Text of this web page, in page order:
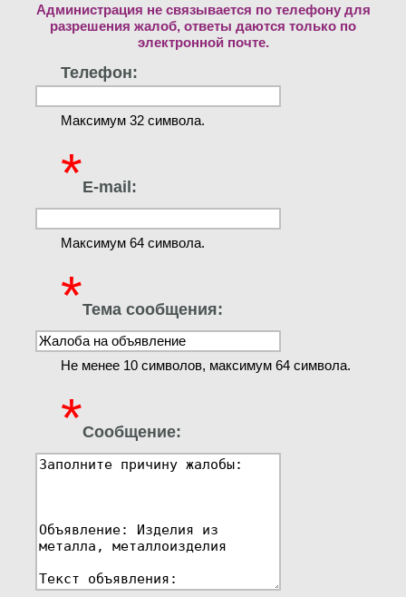
Администрация не связывается по телефону для
разрешения жалоб, ответы даются только по
электронной почте.
Телефон:
Максимум 32 символа.
*E-mail:
Максимум 64 символа.
*Тема сообщения:
Не менее 10 символов, максимум 64 символа.
*Сообщение: